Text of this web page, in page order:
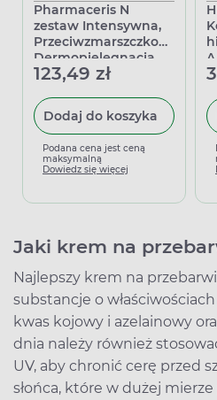
Pharmaceris N
zestaw Intensywna,
Przeciwzmarszczkowa
Dermopielęgnacja
skóry naczynkowej
123,49 zł
Dodaj do koszyka
Podana cena jest ceną
maksymalną
Dowiedz się więcej
Jaki krem na
Najlepszy krem na
substancje o
kwas kojowy i azelainowy
dnia należy również
UV, aby chronić cerę przed
słońca, które w dużej